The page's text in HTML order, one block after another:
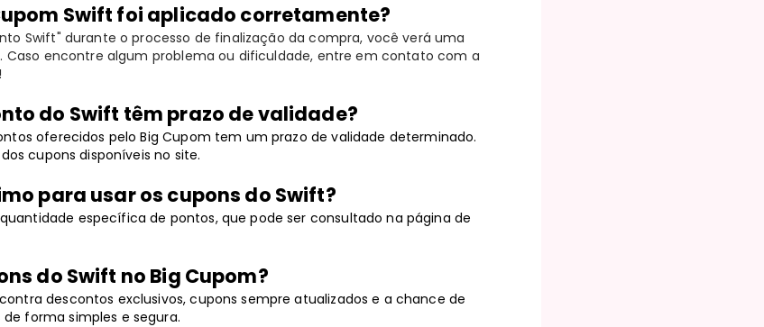
Swift foi aplicado corretamente?
Swift" durante o processo de finalização da compra, você verá uma
Caso encontre algum problema ou dificuldade, entre em contato com a
do Swift têm prazo de validade?
oferecidos pelo Big Cupom tem um prazo de validade determinado.
cupons disponíveis no site.
para usar os cupons do Swift?
específica de pontos, que pode ser consultado na página de
do Swift no Big Cupom?
descontos exclusivos, cupons sempre atualizados e a chance de
forma simples e segura.